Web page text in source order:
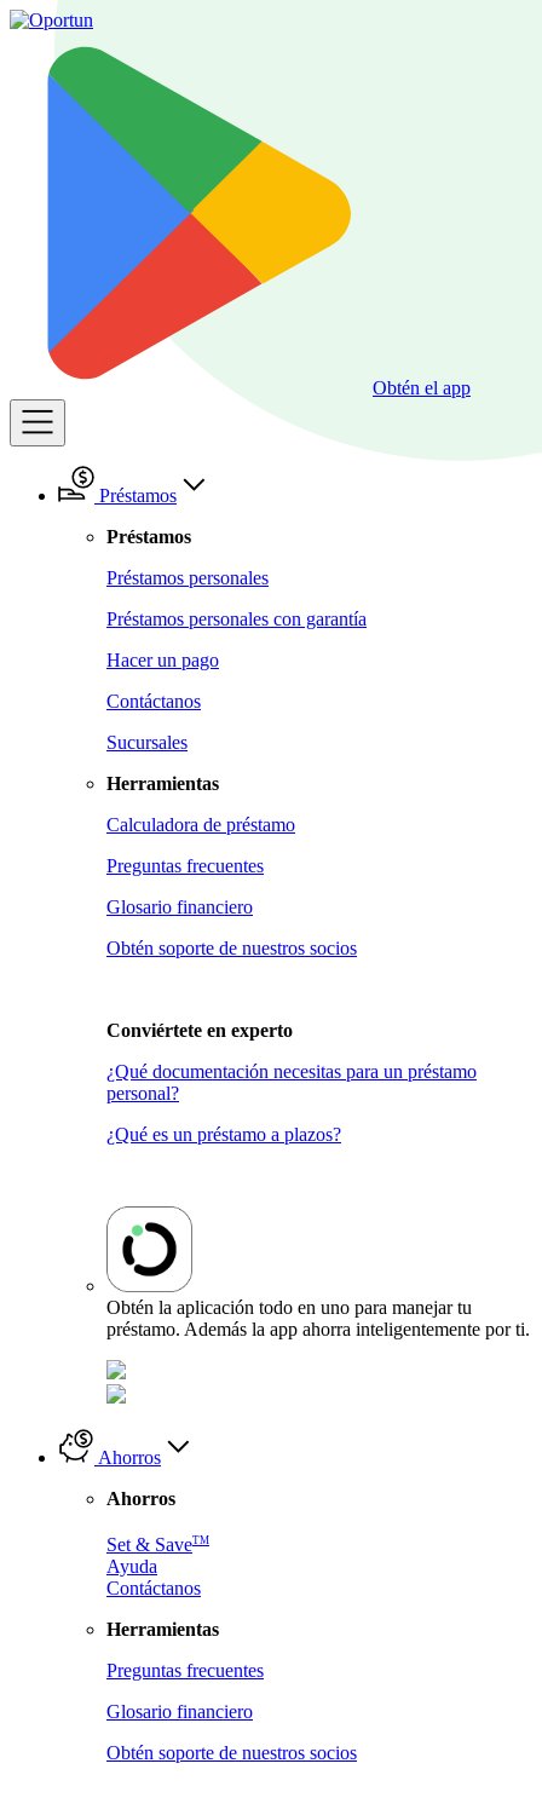
Obtén el app
Préstamos
Préstamos
Préstamos personales
Préstamos personales con garantía
Hacer un pago
Contáctanos
Sucursales
Herramientas
Calculadora de préstamo
Preguntas frecuentes
Glosario financiero
Obtén soporte de nuestros socios
Conviértete en experto
¿Qué documentación necesitas para un préstamo
personal?
¿Qué es un préstamo a plazos?
Obtén la aplicación todo en uno para manejar tu
préstamo. Además la app ahorra inteligentemente por ti.
Ahorros
Ahorros
Set & SaveTM
Ayuda
Contáctanos
Herramientas
Preguntas frecuentes
Glosario financiero
Obtén soporte de nuestros socios